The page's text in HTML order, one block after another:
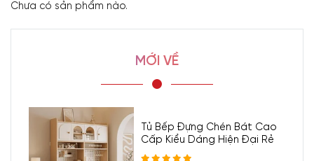
Chưa có sản phẩm nào.
MỚI VỀ
Tủ Bếp Đựng Chén Bát Cao
Cấp Kiểu Dáng Hiện Đại Rẻ